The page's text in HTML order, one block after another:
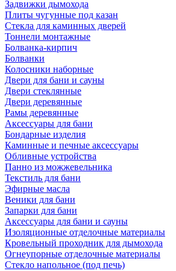
Задвижки дымохода
Плиты чугунные под казан
Стекла для каминных дверей
Тоннели монтажные
Болванка-кирпич
Болванки
Колосники наборные
Двери для бани и сауны
Двери стеклянные
Двери деревянные
Рамы деревянные
Аксессуары для бани
Бондарные изделия
Каминные и печные аксессуары
Обливные устройства
Панно из можжевельника
Текстиль для бани
Эфирные масла
Веники для бани
Запарки для бани
Аксессуары для бани и сауны
Изоляционные отделочные материалы
Кровельный проходник для дымохода
Огнеупорные отделочные материалы
Стекло напольное (под печь)